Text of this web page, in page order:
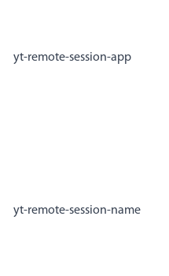
yt-remote-session-app
yt-remote-session-name